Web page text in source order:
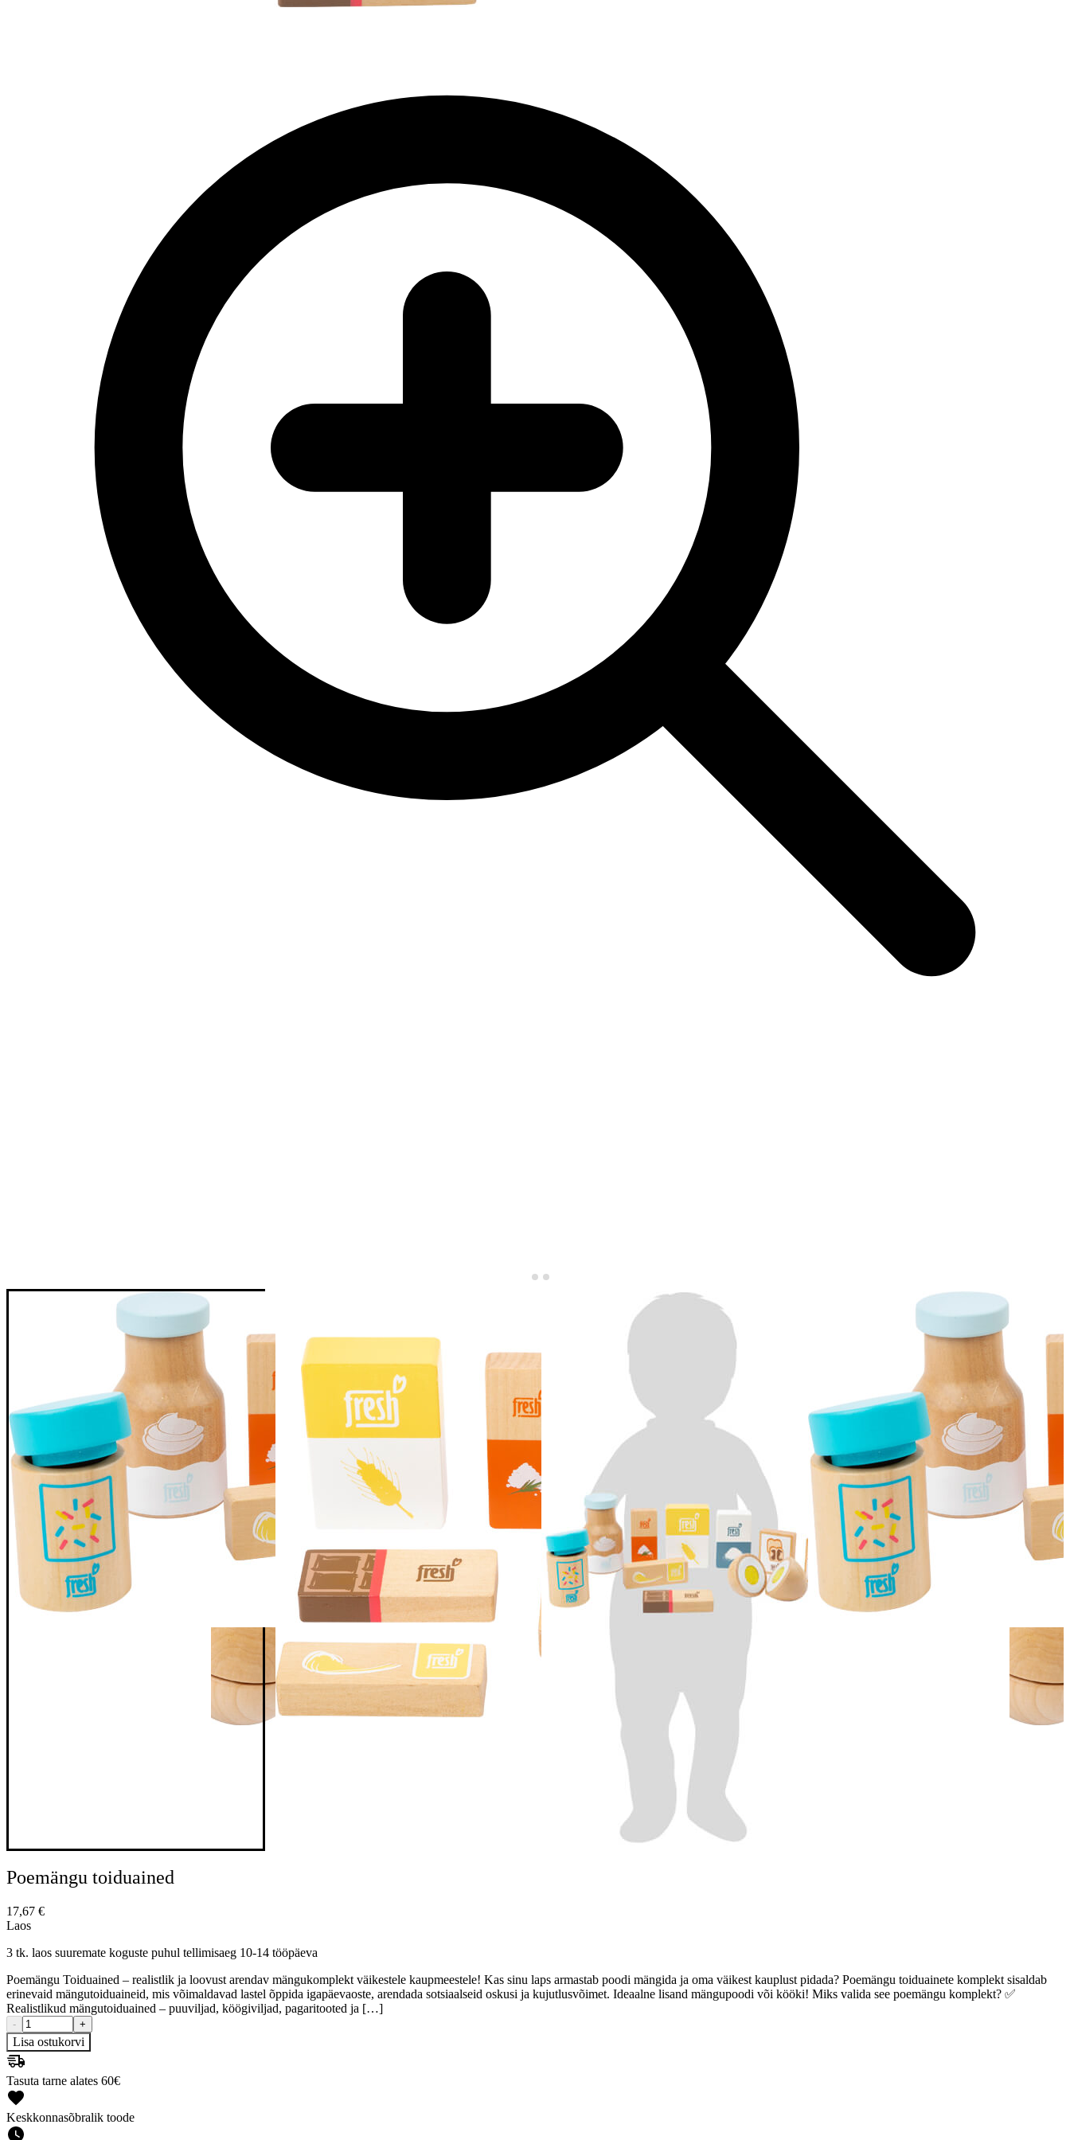
Poemängu toiduained
17,67 €
Laos
3 tk. laos suuremate koguste puhul tellimisaeg 10-14 tööpäeva
Poemängu Toiduained – realistlik ja loovust arendav mängukomplekt väikestele kaupmeestele! Kas sinu laps armastab poodi mängida ja oma väikest kauplust pidada? Poemängu toiduainete komplekt sisaldab
erinevaid mängutoiduaineid, mis võimaldavad lastel õppida igapäevaoste, arendada sotsiaalseid oskusi ja kujutlusvõimet. Ideaalne lisand mängupoodi või kööki! Miks valida see poemängu komplekt? ✅
Realistlikud mängutoiduained – puuviljad, köögiviljad, pagaritooted ja […]
- +
Lisa ostukorvi
Tasuta tarne alates 60€
Keskkonnasõbralik toode